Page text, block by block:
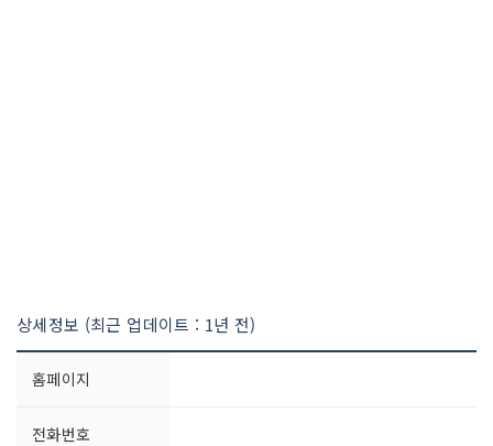
상세정보 (최근 업데이트 : 1년 전)
홈페이지
전화번호